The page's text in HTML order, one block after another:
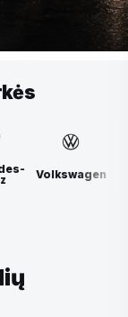
Lexus